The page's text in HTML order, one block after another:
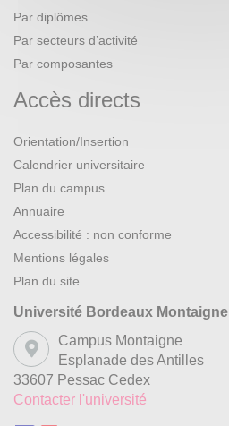
Par diplômes
Par secteurs d’activité
Par composantes
Accès directs
Orientation/Insertion
Calendrier universitaire
Plan du campus
Annuaire
Accessibilité : non conforme
Mentions légales
Plan du site
Université Bordeaux Montaigne
Campus Montaigne
Esplanade des Antilles
33607 Pessac Cedex
Contacter l'université